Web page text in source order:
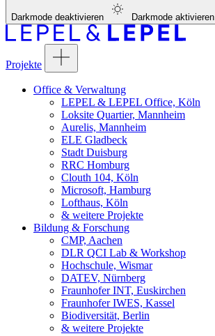
Darkmode deaktivieren Darkmode aktivieren
Projekte
Office & Verwaltung
LEPEL & LEPEL Office, Köln
Loksite Quartier, Mannheim
Aurelis, Mannheim
ELE Gladbeck
Stadt Duisburg
RRC Homburg
Clouth 104, Köln
Microsoft, Hamburg
Lofthaus, Köln
& weitere Projekte
Bildung & Forschung
CMP, Aachen
DLR QCI Lab & Workshop
Hochschule, Wismar
DATEV, Nürnberg
Fraunhofer INT, Euskirchen
Fraunhofer IWES, Kassel
Biodiversität, Berlin
& weitere Projekte